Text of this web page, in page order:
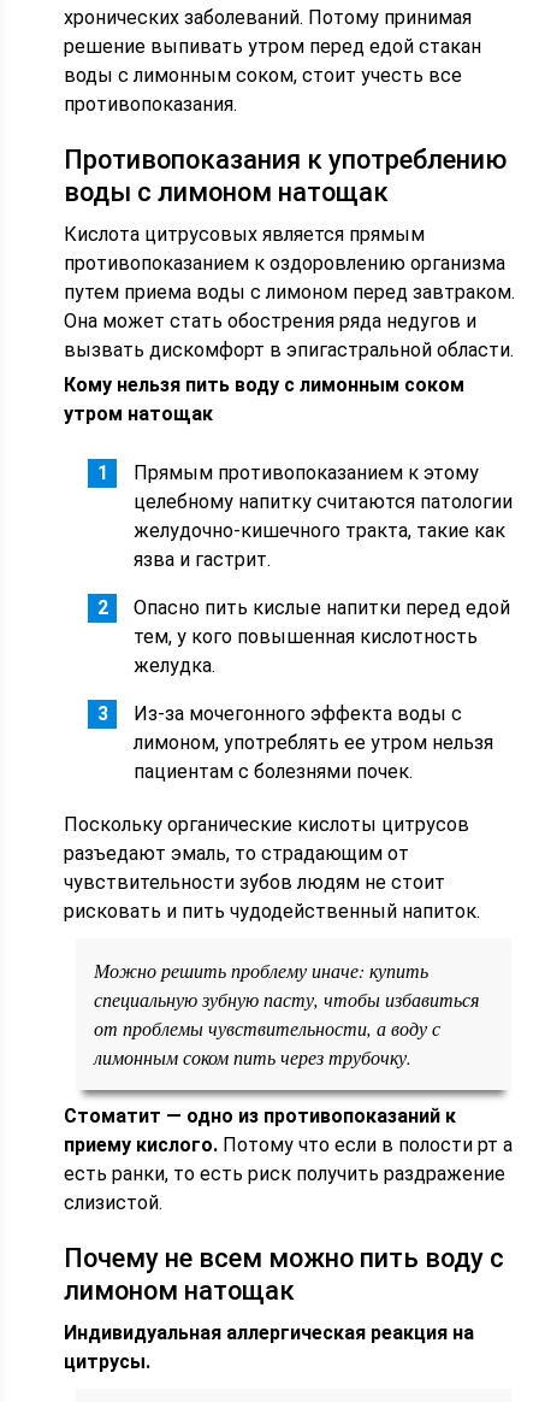
хронических заболеваний. Потому принимая
решение выпивать утром перед едой стакан
воды с лимонным соком, стоит учесть все
противопоказания.
Противопоказания к употреблению
воды с лимоном натощак
Кислота цитрусовых является прямым
противопоказанием к оздоровлению организма
путем приема воды с лимоном перед завтраком.
Она может стать обострения ряда недугов и
вызвать дискомфорт в эпигастральной области.
Кому нельзя пить воду с лимонным соком
утром натощак
Прямым противопоказанием к этому
целебному напитку считаются патологии
желудочно-кишечного тракта, такие как
язва и гастрит.
Опасно пить кислые напитки перед едой
тем, у кого повышенная кислотность
желудка.
Из-за мочегонного эффекта воды с
лимоном, употреблять ее утром нельзя
пациентам с болезнями почек.
Поскольку органические кислоты цитрусов
разъедают эмаль, то страдающим от
чувствительности зубов людям не стоит
рисковать и пить чудодейственный напиток.
Можно решить проблему иначе: купить
специальную зубную пасту, чтобы избавиться
от проблемы чувствительности, а воду с
лимонным соком пить через трубочку.
Стоматит — одно из противопоказаний к
приему кислого. Потому что если в полости рт а
есть ранки, то есть риск получить раздражение
слизистой.
Почему не всем можно пить воду с
лимоном натощак
Индивидуальная аллергическая реакция на
цитрусы.